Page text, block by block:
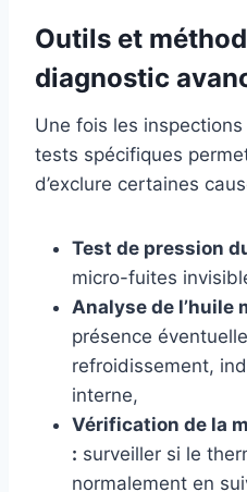
Outils et
diagnostic
Une fois les
tests spécifiques
d’exclure certaines
Test de pression
micro-fuites
Analyse de l’huile
présence
refroidissement,
interne,
Vérification de la
: surveiller si le
normalement en